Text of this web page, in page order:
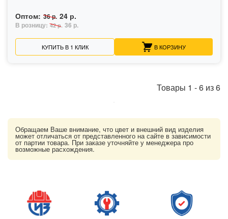
Оптом: 36 р. 24 р.
В розницу: 42 р. 36 р.
КУПИТЬ В 1 КЛИК В КОРЗИНУ
Товары 1 -6 из6
Обращаем Ваше внимание, что цвет и внешний вид изделия
может отличаться от представленного на сайте в зависимости
от партии товара. При заказе уточняйте у менеджера про
возможные расхождения.